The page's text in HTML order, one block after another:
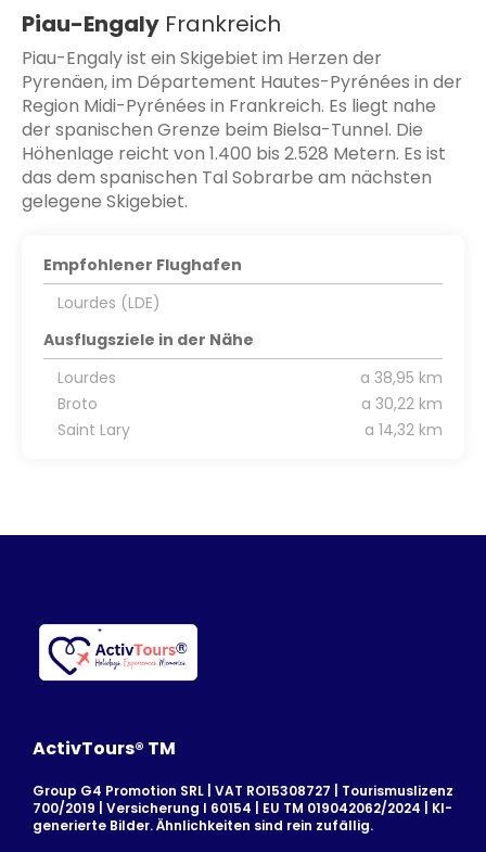
Piau-Engaly Frankreich
Piau-Engaly ist ein Skigebiet im Herzen der
Pyrenäen, im Département Hautes-Pyrénées in der
Region Midi-Pyrénées in Frankreich. Es liegt nahe
der spanischen Grenze beim Bielsa-Tunnel. Die
Höhenlage reicht von 1.400 bis 2.528 Metern. Es ist
das dem spanischen Tal Sobrarbe am nächsten
gelegene Skigebiet.
Empfohlener Flughafen
Lourdes (LDE)
Ausflugsziele in der Nähe
Lourdes
a 38,95 km
Broto
a 30,22 km
Saint Lary
a 14,32 km
ActivTours® TM
Group G4 Promotion SRL | VAT RO15308727 | Tourismuslizenz
700/2019 | Versicherung I 60154 | EU TM 019042062/2024 | KI-
generierte Bilder. Ähnlichkeiten sind rein zufällig.